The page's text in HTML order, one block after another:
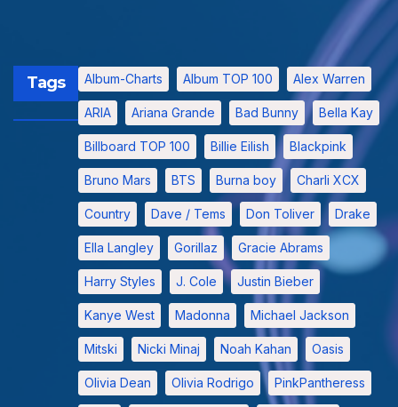
Tags Album-Charts Album TOP 100 Alex Warren
ARIA Ariana Grande Bad Bunny Bella Kay
Billboard TOP 100 Billie Eilish Blackpink
Bruno Mars BTS Burna boy Charli XCX
Country Dave / Tems Don Toliver Drake
Ella Langley Gorillaz Gracie Abrams
Harry Styles J. Cole Justin Bieber
Kanye West Madonna Michael Jackson
Mitski Nicki Minaj Noah Kahan Oasis
Olivia Dean Olivia Rodrigo PinkPantheress